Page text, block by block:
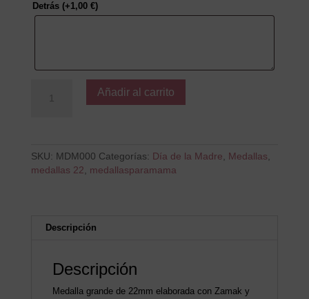
Detrás (+1,00 €)
Añadir al carrito
SKU: MDM000 Categorías: Día de la Madre, Medallas,
medallas 22, medallasparamama
Descripción
Descripción
Medalla grande de 22mm elaborada con Zamak y